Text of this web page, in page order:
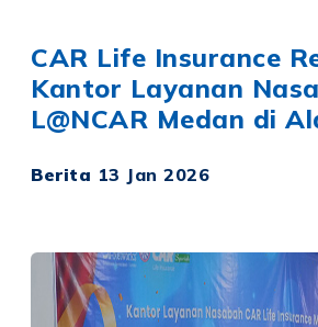
CAR Life Insurance
Kantor Layanan
L@NCAR Medan di
Berita 13 Jan 2026